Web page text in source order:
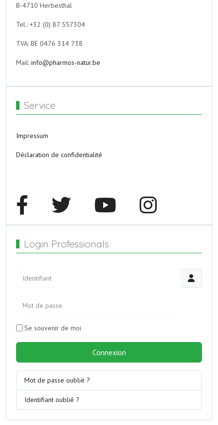
B-4710 Herbesthal
Tel.: +32 (0) 87 557304
TVA: BE 0476 314 738
Mail: info@pharmos-natur.be
Service
Impressum
Déclaration de confidentialité
Login Professionals
Identifiant
Se souvenir de moi
Connexion
Mot de passe oublié ?
Identifiant oublié ?